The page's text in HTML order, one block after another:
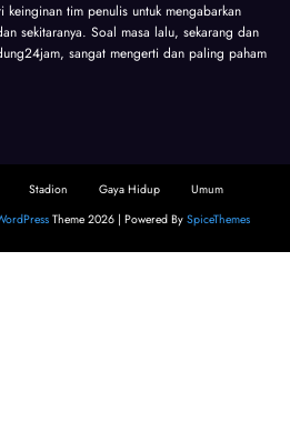
tim penulis untuk mengabarkan
sekitaranya. Soal masa lalu, sekarang dan
sangat mengerti dan paling paham
Stadion Gaya Hidup
Umum
Theme 2026 | Powered By SpiceThemes